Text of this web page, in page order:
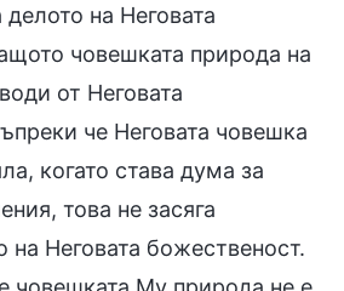
на Неговата
човешката природа на
от Неговата
че Неговата човешка
когато става дума за
това не засяга
на Неговата божественост.